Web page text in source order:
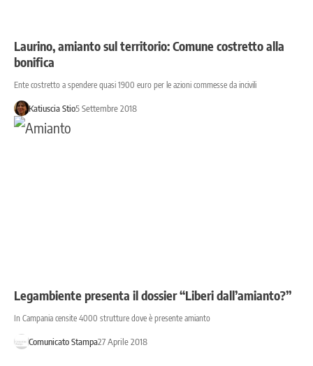
Laurino, amianto sul territorio: Comune costretto alla
bonifica
Ente costretto a spendere quasi 1900 euro per le azioni commesse da incivili
Katiuscia Stio5 Settembre 2018
Legambiente presenta il dossier “Liberi dall’amianto?”
In Campania censite 4000 strutture dove è presente amianto
Comunicato Stampa27 Aprile 2018